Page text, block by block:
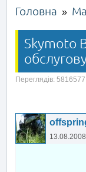
Головна »
Skymoto
Переглядів: